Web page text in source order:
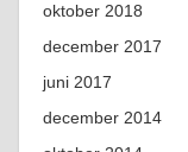
oktober 2018
december 2017
juni 2017
december 2014